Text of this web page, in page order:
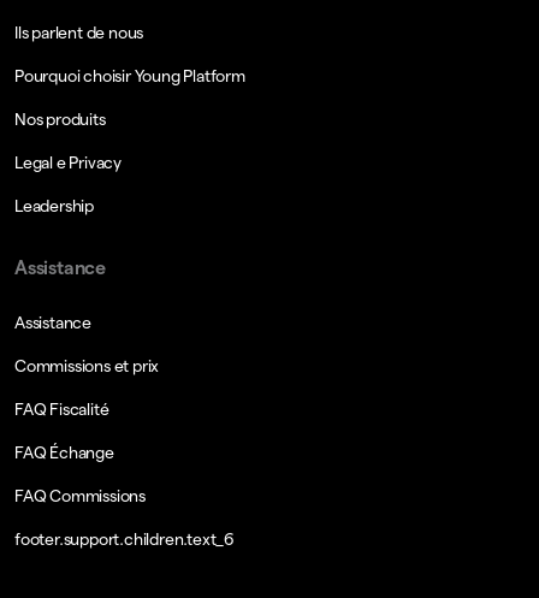
Ils parlent de nous
Pourquoi choisir Young Platform
Nos produits
Legal e Privacy
Leadership
Assistance
Assistance
Commissions et prix
FAQ Fiscalité
FAQ Échange
FAQ Commissions
footer.support.children.text_6